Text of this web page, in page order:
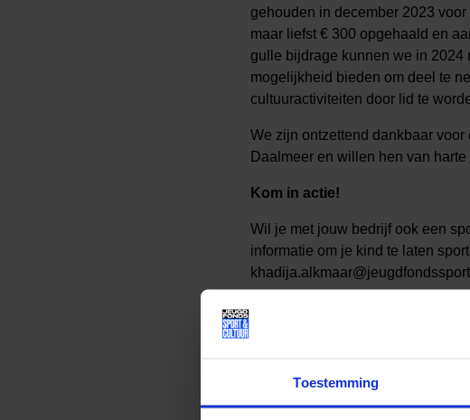
Toestemming
gehouden in december 2023
maar liefst € 300 opgehaald en
gulle bijdrage kunnen we in 2024
mogelijkheid bieden om deel te
cultuuractiviteiten door lid te
We zijn ontzettend dankbaar
Daalmeer en willen hen van
Kom in actie!
Wil je met jouw bedrijf ook een
informatie om je kind te laten